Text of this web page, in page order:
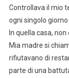
Controllava il mio
ogni singolo
In quella casa,
Mia madre si
rifiutavano di
parte di una